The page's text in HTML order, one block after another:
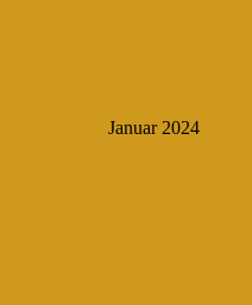
Januar 2024